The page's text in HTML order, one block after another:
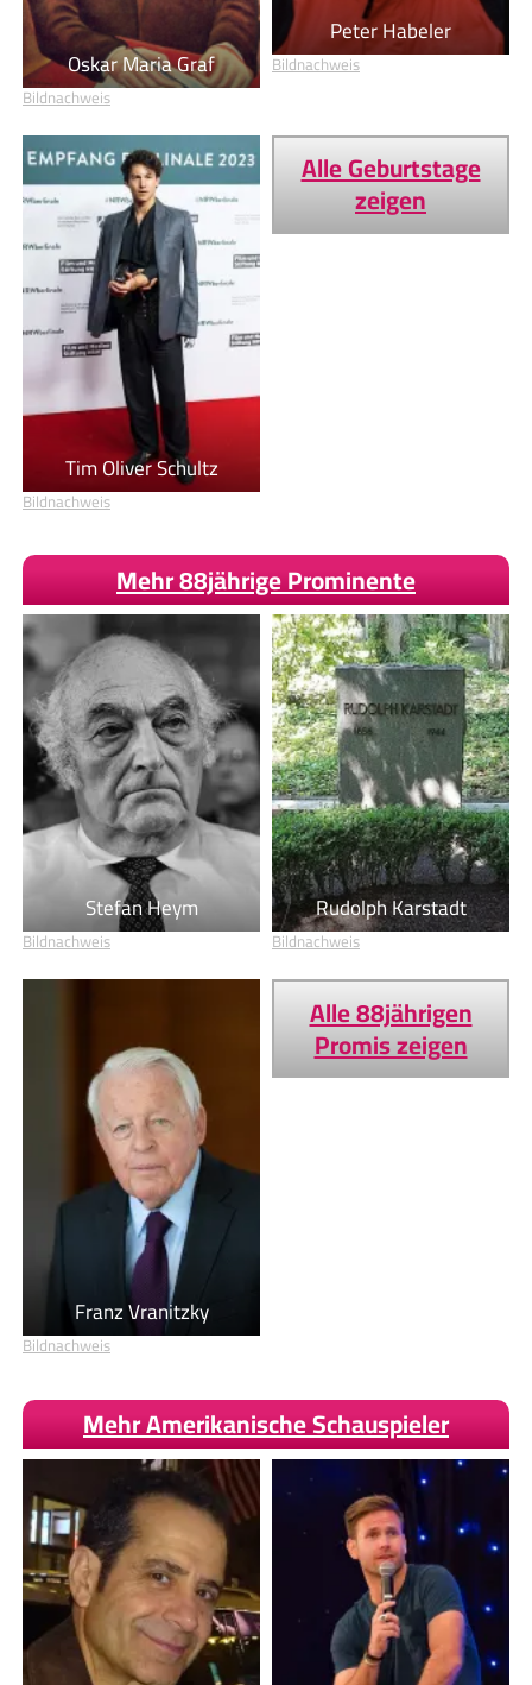
Oskar Maria Graf
Bildnachweis
Peter Habeler
Bildnachweis
Tim Oliver Schultz
Bildnachweis
Alle Geburtstage
zeigen
Mehr 88jährige Prominente
Stefan Heym
Bildnachweis
Rudolph Karstadt
Bildnachweis
Franz Vranitzky
Bildnachweis
Alle 88jährigen
Promis zeigen
Mehr Amerikanische Schauspieler